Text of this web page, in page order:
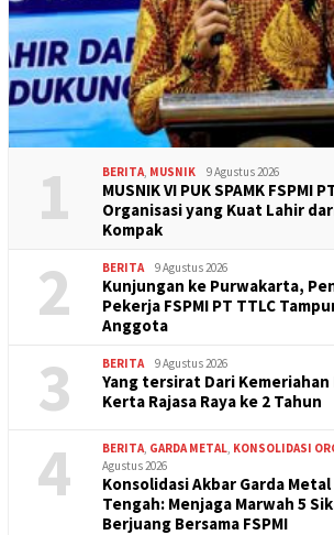
1 BERITA MUSNIK 9 Agustus 2026
MUSNIK VI PUK SPAMK FSPMI
Organisasi yang Kuat Lahir
Kompak
2 BERITA 9 Agustus 2026
Kunjungan ke Purwakarta,
Pekerja FSPMI PT TTLC
Anggota
3 BERITA 9 Agustus 2026
Yang tersirat Dari Kemeriahan
Kerta Rajasa Raya ke 2 Tahun
4 BERITA GARDA METAL KONSOLIDASI
Agustus 2026
Konsolidasi Akbar Garda Metal
Tengah: Menjaga Marwah 5
Berjuang Bersama FSPMI